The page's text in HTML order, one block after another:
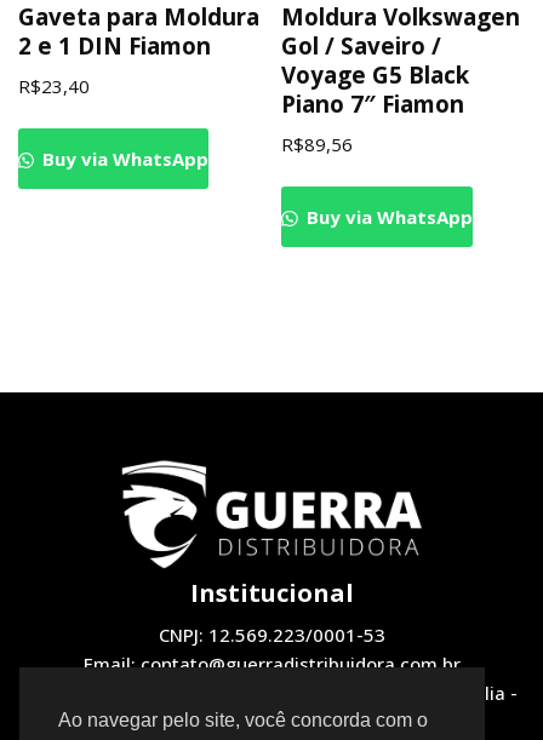
Gaveta para Moldura
2 e 1 DIN Fiamon
R$23,40
Buy via WhatsApp
Moldura Volkswagen
Gol / Saveiro /
Voyage G5 Black
Piano 7″ Fiamon
R$89,56
Buy via WhatsApp
Institucional
CNPJ: 12.569.223/0001-53
Email: contato@guerradistribuidora.com.br
Endereço: QNH 1, LOTE 12 Loja 2 - Taguatinga, Brasília -
DF, 72130-510
Ao navegar pelo site, você concorda com o